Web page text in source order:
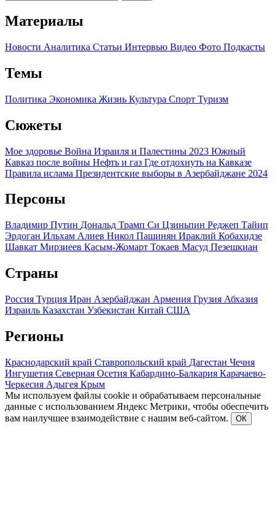
Материалы
Новости Аналитика Статьи Интервью Видео Фото Подкасты
Темы
Политика Экономика Жизнь Культура Спорт Туризм
Сюжеты
Мое здоровье Война Израиля и Палестины 2023 Южный
Кавказ после войны Нефть и газ Где отдохнуть на Кавказе
Правила ислама Президентские выборы в Азербайджане 2024
Персоны
Владимир Путин Дональд Трамп Си Цзиньпин Реджеп Тайип
Эрдоган Ильхам Алиев Никол Пашинян Ираклий Кобахидзе
Шавкат Мирзиеев Касым-Жомарт Токаев Масуд Пезешкиан
Страны
Россия Турция Иран Азербайджан Армения Грузия Абхазия
Израиль Казахстан Узбекистан Китай США
Регионы
Краснодарский край Ставропольский край Дагестан Чечня
Ингушетия Северная Осетия Кабардино-Балкария Карачаево-
Черкесия Адыгея Крым
Мы используем файлы cookie и обрабатываем персональные
данные с использованием Яндекс Метрики, чтобы обеспечить
вам наилучшее взаимодействие с нашим веб-сайтом.
ОК